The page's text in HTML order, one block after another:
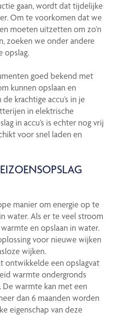
gaan, wordt dat tijdelijke
Om te voorkomen dat we
moeten uitzetten om zo’n
zoeken we onder andere
opslag.
goed bekend met
kunnen opslaan en
krachtige accu’s in je
in elektrische
in accu’s is echter nog vrij
voor snel laden en
manier om energie op te
water. Als er te veel stroom
en opslaan in water.
voor nieuwe wijken
wijken.
ontwikkelde een opslagvat
warmte ondergronds
warmte kan met een
dan 6 maanden worden
eigenschap van deze